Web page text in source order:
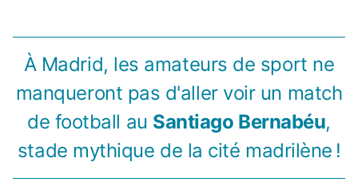
À Madrid, les amateurs de sport ne
manqueront pas d'aller voir un match
de football au Santiago Bernabéu,
stade mythique de la cité madrilène !